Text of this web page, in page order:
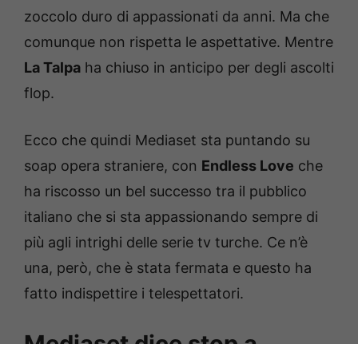
zoccolo duro di appassionati da anni. Ma che
comunque non rispetta le aspettative. Mentre
La Talpa ha chiuso in anticipo per degli ascolti
flop.
Ecco che quindi Mediaset sta puntando su
soap opera straniere, con Endless Love che
ha riscosso un bel successo tra il pubblico
italiano che si sta appassionando sempre di
più agli intrighi delle serie tv turche. Ce n’è
una, però, che è stata fermata e questo ha
fatto indispettire i telespettatori.